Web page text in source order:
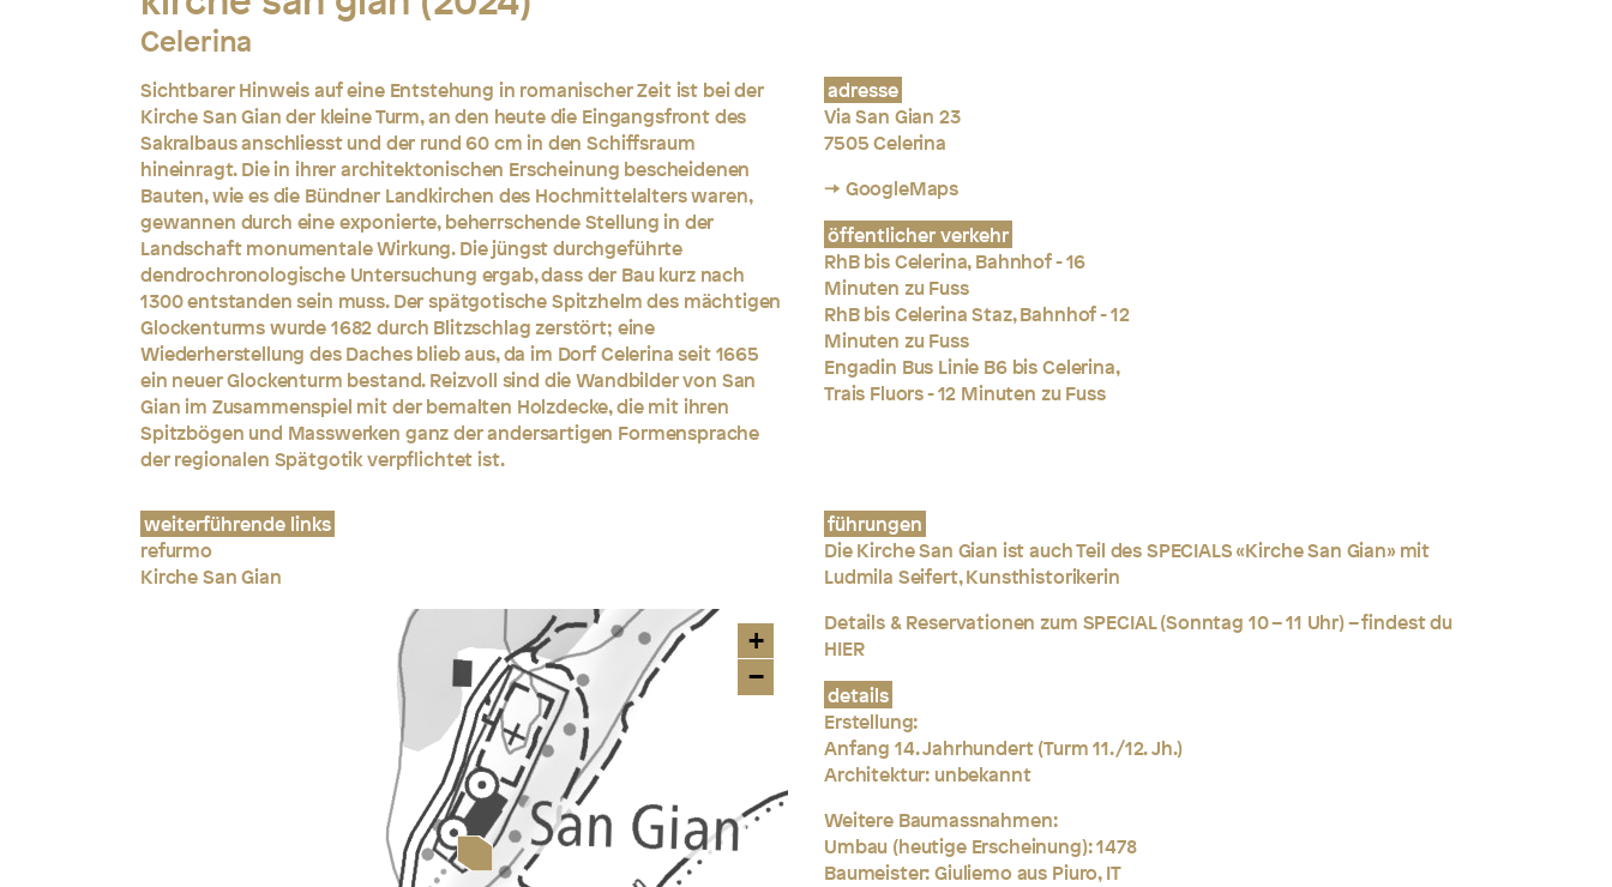
Celerina
Sichtbarer Hinweis auf eine Entstehung in romanischer Zeit ist bei der
Kirche San Gian der kleine Turm, an den heute die Eingangsfront des
Sakralbaus anschliesst und der rund 60 cm in den Schiffsraum
hineinragt. Die in ihrer architektonischen Erscheinung bescheidenen
Bauten, wie es die Bündner Landkirchen des Hochmittelalters waren,
gewannen durch eine exponierte, beherrschende Stellung in der
Landschaft monumentale Wirkung. Die jüngst durchgeführte
dendrochronologische Untersuchung ergab, dass der Bau kurz nach
1300 entstanden sein muss. Der spätgotische Spitzhelm des mächtigen
Glockenturms wurde 1682 durch Blitzschlag zerstört; eine
Wiederherstellung des Daches blieb aus, da im Dorf Celerina seit 1665
ein neuer Glockenturm bestand. Reizvoll sind die Wandbilder von San
Gian im Zusammenspiel mit der bemalten Holzdecke, die mit ihren
Spitzbögen und Masswerken ganz der andersartigen Formensprache
der regionalen Spätgotik verpflichtet ist.
adresse
Via San Gian 23
7505 Celerina
→ GoogleMaps
öffentlicher verkehr
RhB bis Celerina, Bahnhof - 16
Minuten zu Fuss
RhB bis Celerina Staz, Bahnhof - 12
Minuten zu Fuss
Engadin Bus Linie B6 bis Celerina,
Trais Fluors - 12 Minuten zu Fuss
führungen
Die Kirche San Gian ist auch Teil des SPECIALS «KircheSan Gian» mit
Ludmila Seifert, Kunsthistorikerin
Details & Reservationen zum SPECIAL (Sonntag 10 – 11 Uhr) – findest du
HIER
details
Erstellung:
Anfang 14. Jahrhundert (Turm 11./12. Jh.)
Architektur: unbekannt
Weitere Baumassnahmen:
Umbau (heutige Erscheinung): 1478
Baumeister: Giuliemo aus Piuro, IT
weiterführende links
refurmo
Kirche San Gian
+
−